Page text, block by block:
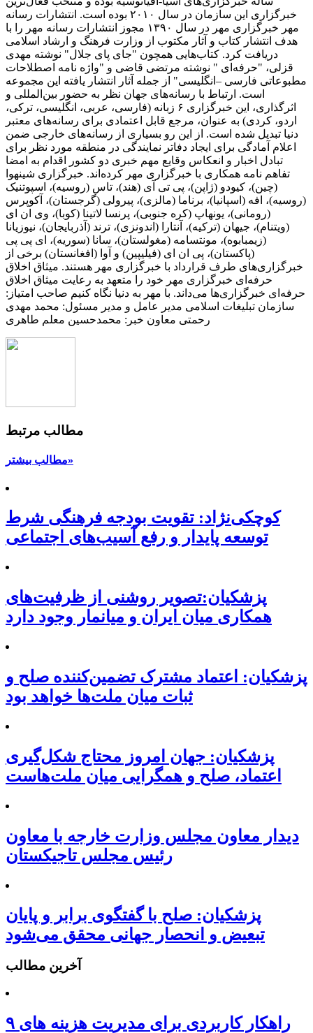
خبرگزاری این سازمان در سال ۲۰۱۰ بوده است. انتشارات رسانه
مهر خبرگزاری مهر در سال ۱۳۹۰ مجوز انتشارات رسانه مهر را با
هدف انتشار کتاب و آثار مکتوب از وزارت فرهنگ و ارشاد اسلامی
دریافت کرد. کتاب‌هایی همچون "جای پای جلال" نوشته مهدی
قزلی، "حرفه‌ای " نوشته مرتضی قاضی و "واژه نامه اصطلاحات
مطبوعاتی فارسی –انگلیسی" از جمله آثار انتشار یافته این مجموعه
است. ارتباط با رسانه‌های جهان نظر به حضور بین‌المللی و
اثرگذاری، این خبرگزاری ۶ زبانه (فارسی، عربی، انگلیسی، ترکی،
اردو، کردی) به عنوان، مرجع قابل اعتمادی برای رسانه‌های معتبر
دنیا تبدیل شده است. از این رو بسیاری از رسانه‌های خارجی ضمن
اعلام آمادگی برای ایجاد دفاتر نمایندگی در منطقه مورد نظر برای
تبادل اخبار و انعکاس وقایع مهم خبری دو کشور اقدام به امضا
تفاهم نامه همکاری با خبرگزاری مهر کرده‌اند. خبرگزاری شینهوا
(چین)، کیودو (ژاپن)، پی تی آی (هند)، تاس (روسیه)، اسپوتنیک
(روسیه)، افه (اسپانیا)، برناما (مالزی)، پیرولی (گرجستان)، آکوپرس
(رومانی)، یونهاپ (کره جنوبی)، پرنسا لاتینا (کوبا)، وی ان ای
(ویتنام)، جیهان (ترکیه)، آنتارا (اندونزی)، ترند (آذربایجان)، نیوزیانا
(زیمبابوه)، مونتسامه (مغولستان)، سانا (سوریه)، ای پی پی
(پاکستان)، پی ان ای (فیلیپین) و آوا (افغانستان) برخی از
خبرگزاری‌های طرف قرارداد با خبرگزاری مهر هستند. میثاق اخلاق
حرفه‌ای خبرگزاری مهر خود را متعهد به رعایت میثاق اخلاق
حرفه‌ای خبرگزاری‌ها می‌داند. با مهر به دنیا نگاه کنیم صاحب امتیاز:
سازمان تبلیغات اسلامی مدیر عامل و مدیر مسئول: محمد مهدی
رحمتی معاون خبر: محمدحسین معلم طاهری
مطالب مرتبط
مطالب بیشتر»
کوچکی‌نژاد: تقویت بودجه فرهنگی شرط
توسعه پایدار و رفع آسیب‌های اجتماعی
پزشکیان:تصویر روشنی از ظرفیت‌های
همکاری میان ایران و میانمار وجود دارد
پزشکیان: اعتماد مشترک تضمین‌کننده صلح و
ثبات میان ملت‌ها خواهد بود
پزشکیان: جهان امروز محتاج شکل‌گیری
اعتماد، صلح و همگرایی میان ملت‌هاست
دیدار معاون مجلس وزارت خارجه با معاون
رئیس مجلس تاجیکستان
پزشکیان: صلح با گفتگوی برابر و پایان
تبعیض و انحصار جهانی محقق می‌شود
آخرین مطالب
۹ راهکار کاربردی برای مدیریت هزینه های